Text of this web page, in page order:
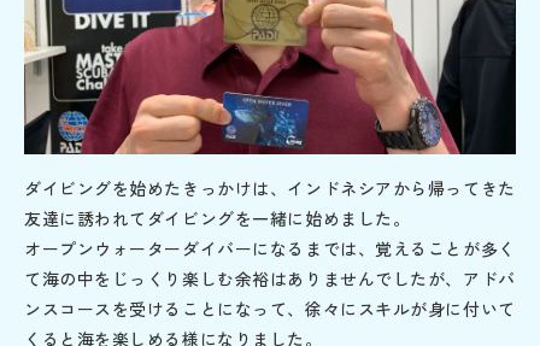
ダイビングを始めたきっかけは、インドネシアから帰ってきた
友達に誘われてダイビングを一緒に始めました。
オープンウォーターダイバーになるまでは、覚えることが多く
て海の中をじっくり楽しむ余裕はありませんでしたが、アドバ
ンスコースを受けることになって、徐々にスキルが身に付いて
くると海を楽しめる様になりました。